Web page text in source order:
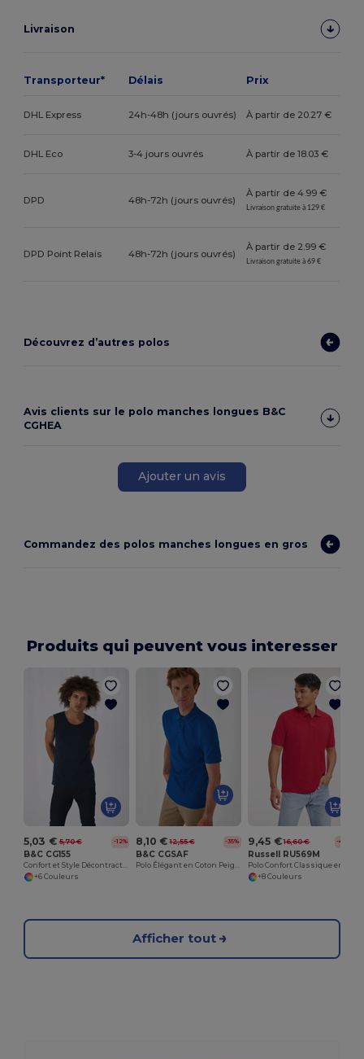
Livraison
Transporteur* Délais Prix
DHL Express 24h-48h (jours ouvrés) À partir de 20.27 €
DHL Eco 3-4 jours ouvrés À partir de 18.03 €
DPD 48h-72h (jours ouvrés)
À partir de 4.99 €
Livraison gratuite à 129 €
DPD Point Relais 48h-72h (jours ouvrés)
À partir de 2.99 €
Livraison gratuite à 69 €
Découvrez d’autres polos
Avis clients sur le polo manches longues B&C
CGHEA
Ajouter un avis
Commandez des polos manches longues en gros
Produits qui peuvent vous interesser
5,03 € 5,70 € -12%
B&C CG155
+6 Couleurs
8,10 € 12,55 € -35%
B&C CGSAF
9,45 € 16,60 € -43%
Russell RU569M
+8 Couleurs
Afficher tout